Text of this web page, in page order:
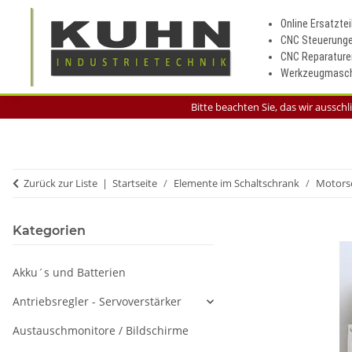
Online
CNC
CNC
Bitte beachten Sie, das wir
Zurück zur Liste Startseite Elemente im Schaltschrank
Kategorien
Akku´s und Batterien
Antriebsregler - Servoverstärker
Austauschmonitore / Bildschirme